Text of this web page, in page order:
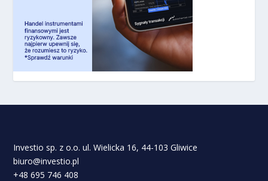
Investio sp. z o.o. ul. Wielicka 16, 44-103 Gliwice
biuro@investio.pl
+48 695 746 408